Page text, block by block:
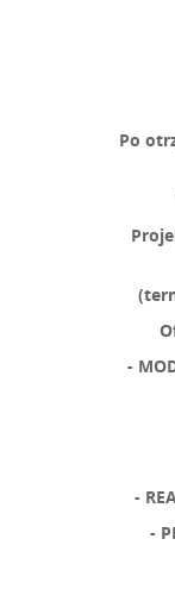
Po
-
-
-